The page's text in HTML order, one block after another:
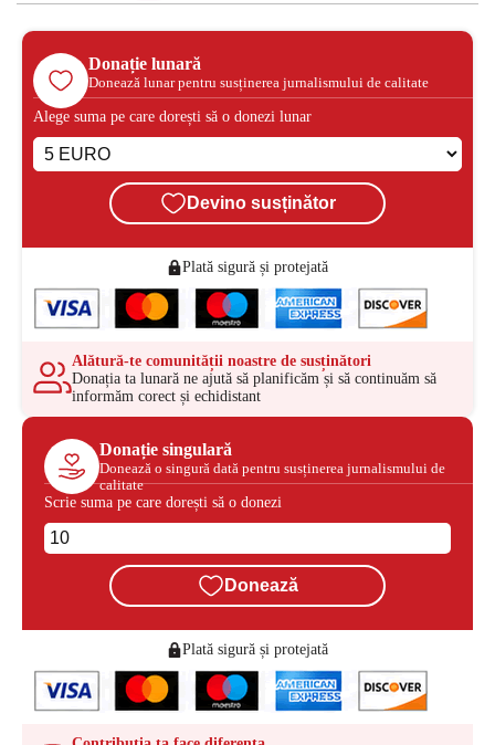
Donație lunară
Donează lunar pentru susținerea jurnalismului de calitate
Alege suma pe care dorești să o donezi lunar
Devino susținător
Plată sigură și protejată
Alătură-te comunității noastre de susținători
Donația ta lunară ne ajută să planificăm și să continuăm să
informăm corect și echidistant
Donație singulară
Donează o singură dată pentru susținerea jurnalismului de
calitate
Scrie suma pe care dorești să o donezi
Donează
Plată sigură și protejată